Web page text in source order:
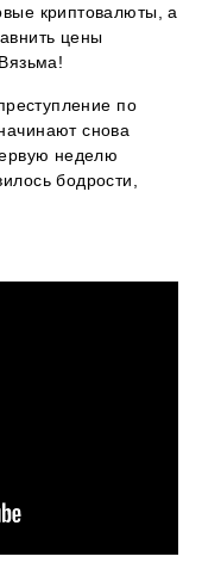
криптовалюты, а
цены
по
снова
неделю
бодрости,